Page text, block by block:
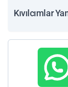
Kıvılcımlar